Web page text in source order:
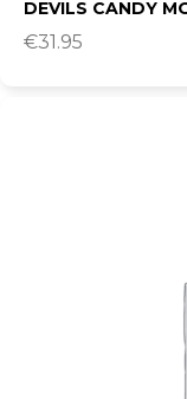
DEVILS CANDY
€31.95